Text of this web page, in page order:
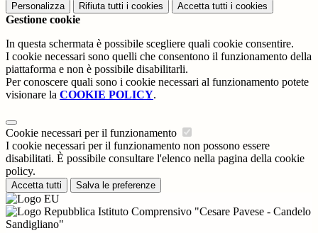
Personalizza Rifiuta tutti i cookies Accetta tutti i cookies
Gestione cookie
In questa schermata è possibile scegliere quali cookie consentire.
I cookie necessari sono quelli che consentono il funzionamento della
piattaforma e non è possibile disabilitarli.
Per conoscere quali sono i cookie necessari al funzionamento potete
visionare la COOKIE POLICY.
Cookie necessari per il funzionamento
I cookie necessari per il funzionamento non possono essere
disabilitati. È possibile consultare l'elenco nella pagina della cookie
policy.
Accetta tutti Salva le preferenze
Istituto Comprensivo "Cesare Pavese - Candelo
Sandigliano"